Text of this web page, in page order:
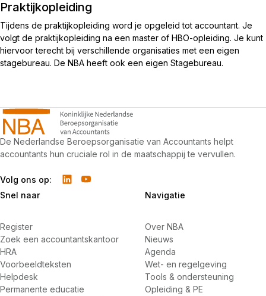
Praktijkopleiding
Tijdens de praktijkopleiding word je opgeleid tot accountant. Je
volgt de praktijkopleiding na een master of HBO-opleiding. Je kunt
hiervoor terecht bij verschillende organisaties met een eigen
stagebureau. De NBA heeft ook een eigen Stagebureau.
De Nederlandse Beroepsorganisatie van Accountants helpt
accountants hun cruciale rol in de maatschappij te vervullen.
Volg ons op:
Snel naar
Register
Zoek een accountantskantoor
HRA
Voorbeeldteksten
Helpdesk
Permanente educatie
Navigatie
Over NBA
Nieuws
Agenda
Wet- en regelgeving
Tools & ondersteuning
Opleiding & PE